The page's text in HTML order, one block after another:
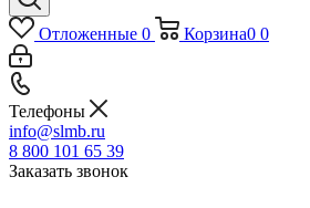
Отложенные 0 Корзина0 0
Телефоны
info@slmb.ru
8 800 101 65 39
Заказать звонок